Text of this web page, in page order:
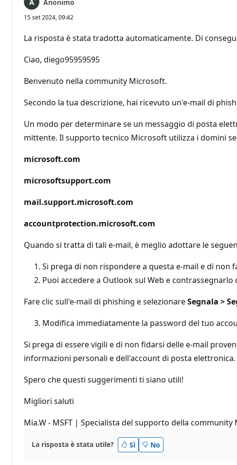
Anonimo
15 set 2024, 09:42
La risposta è stata tradotta automaticamente. Di
Ciao, diego95959595
Benvenuto nella community Microsoft.
Secondo la tua descrizione, hai ricevuto un'e-mail di
Un modo per determinare se un messaggio di posta
mittente. Il supporto tecnico Microsoft utilizza i domini
microsoft.com
microsoftsupport.com
mail.support.microsoft.com
accountprotection.microsoft.com
Quando si tratta di tali e-mail, è meglio adottare le
Si prega di non rispondere a questa e-mail e di non
Puoi accedere a Outlook sul Web e
Fare clic sull'e-mail di phishing e selezionareSegnala >
Modifica immediatamente la password del tuo
Si prega di essere vigili e di non fidarsi delle e-mail
informazioni personali e dell'account di posta elettronica.
Spero che questi suggerimenti ti siano utili!
Migliori saluti
Mia.W - MSFT | Specialista del supporto della
La risposta è stata utile? Sì No